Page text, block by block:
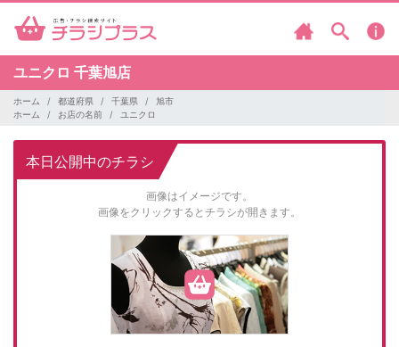
ユニクロ 千葉旭店
ホーム 都道府県 千葉県
旭市
ホーム
お店の名前 ユニクロ
本日公開中のチラシ
画像はイメージです。
画像をクリックするとチラシが開きます。